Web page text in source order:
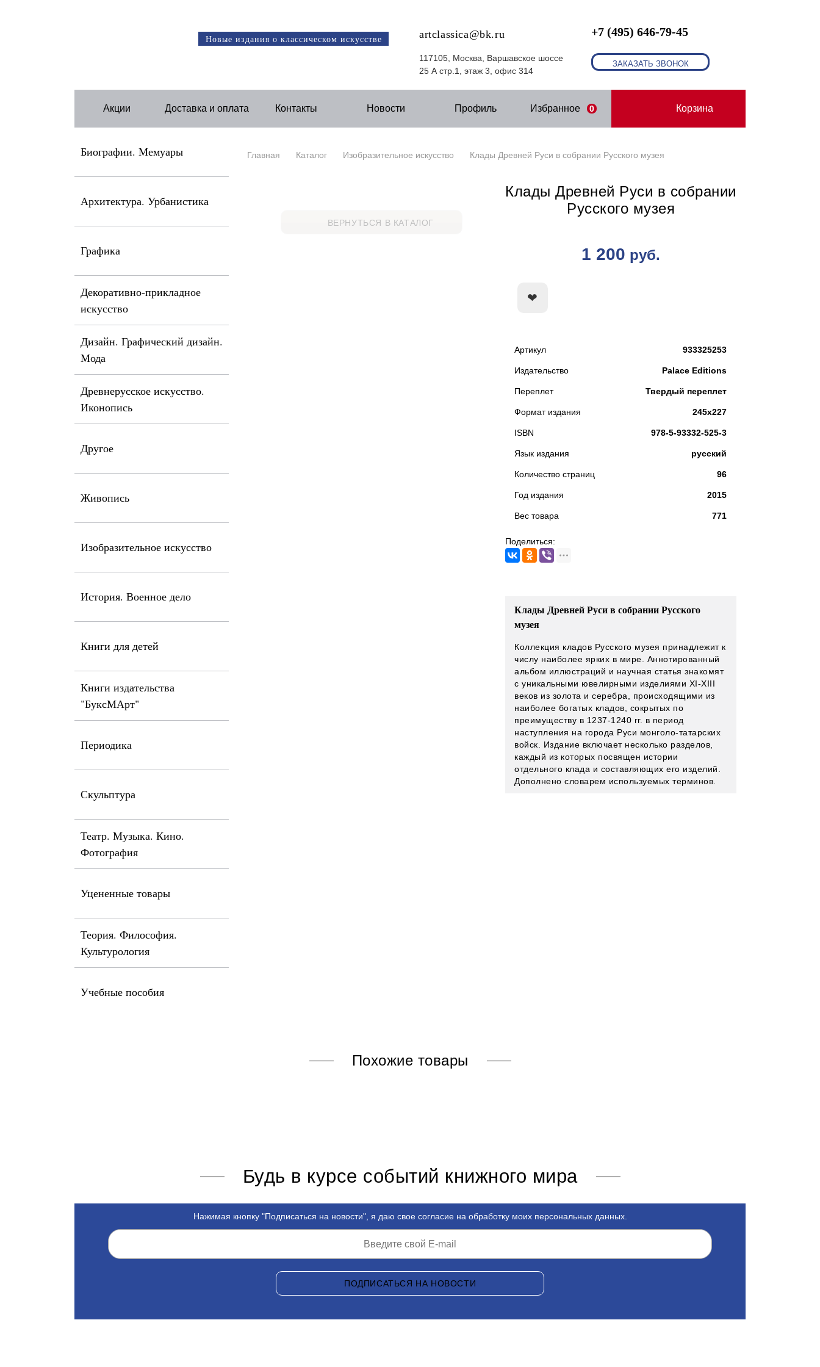
Новые издания о классическом искусстве artclassica@bk.ru
117105, Москва, Варшавское шоссе
25 А стр.1, этаж 3, офис 314
+7 (495) 646-79-45
ЗАКАЗАТЬ ЗВОНОК
Акции Доставка и оплата Контакты Новости Профиль Избранное 0 Корзина
Биографии. Мемуары
Архитектура. Урбанистика
Графика
Декоративно-прикладное
искусство
Дизайн. Графический дизайн.
Мода
Древнерусское искусство.
Иконопись
Другое
Живопись
Изобразительное искусство
История. Военное дело
Книги для детей
Книги издательства
"БуксМАрт"
Периодика
Скульптура
Театр. Музыка. Кино.
Фотография
Уцененные товары
Теория. Философия.
Культурология
Учебные пособия
Главная Каталог Изобразительное искусство Клады Древней Руси в собрании Русского музея
ВЕРНУТЬСЯ В КАТАЛОГ
Клады Древней Руси в собрании
Русского музея
1 200 руб.
Артикул 933325253
Издательство Palace Editions
Переплет Твердый переплет
Формат издания 245х227
ISBN 978-5-93332-525-3
Язык издания русский
Количество страниц 96
Год издания 2015
Вес товара 771
Поделиться:
Клады Древней Руси в собрании Русского
музея
Коллекция кладов Русского музея принадлежит к
числу наиболее ярких в мире. Аннотированный
альбом иллюстраций и научная статья знакомят
с уникальными ювелирными изделиями XI-XIII
веков из золота и серебра, происходящими из
наиболее богатых кладов, сокрытых по
преимуществу в 1237-1240 гг. в период
наступления на города Руси монголо-татарских
войск. Издание включает несколько разделов,
каждый из которых посвящен истории
отдельного клада и составляющих его изделий.
Дополнено словарем используемых терминов.
Похожие товары
Будь в курсе событий книжного мира
Нажимая кнопку "Подписаться на новости", я даю свое согласие на обработку моих персональных данных.
ПОДПИСАТЬСЯ НА НОВОСТИ